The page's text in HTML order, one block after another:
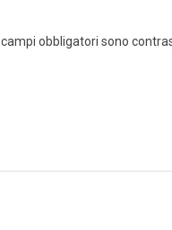
I campi obbligatori sono